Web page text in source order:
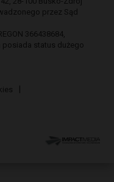
przez Sąd
366438684,
posiada status dużego